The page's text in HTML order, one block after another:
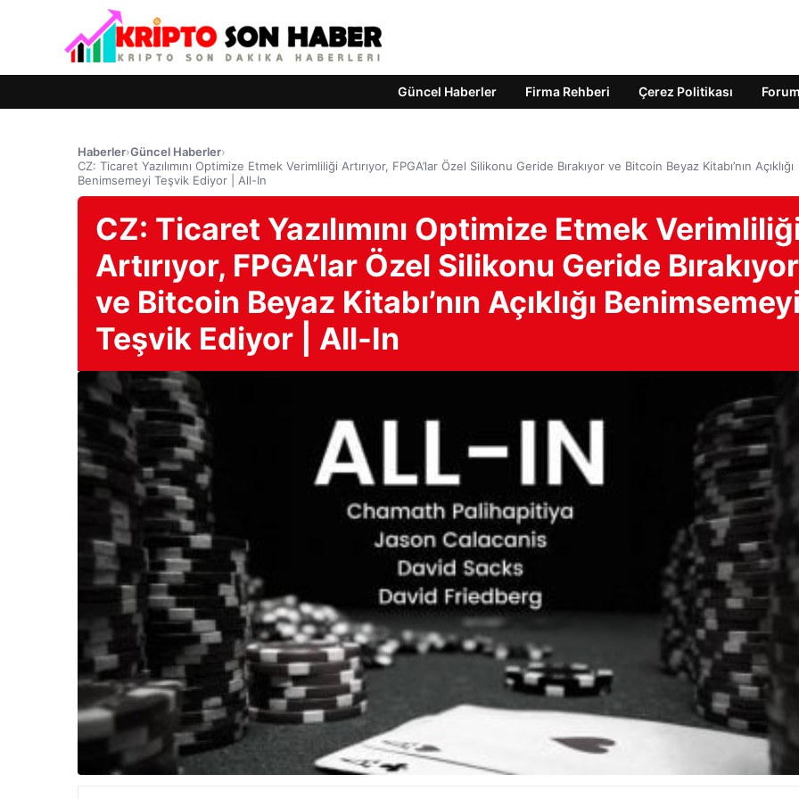
Güncel Haberler Firma Rehberi Çerez Politikası Forum
Haberler›Güncel Haberler›
CZ: Ticaret Yazılımını Optimize Etmek Verimliliği Artırıyor, FPGA’lar Özel Silikonu Geride Bırakıyor ve Bitcoin Beyaz Kitabı’nın Açıklığı
Benimsemeyi Teşvik Ediyor | All-In
CZ: Ticaret Yazılımını Optimize Etmek
Artırıyor, FPGA’lar Özel Silikonu Geride Bırakıyor
ve Bitcoin Beyaz Kitabı’nın Açıklığı Benimsemeyi
Teşvik Ediyor | All-In